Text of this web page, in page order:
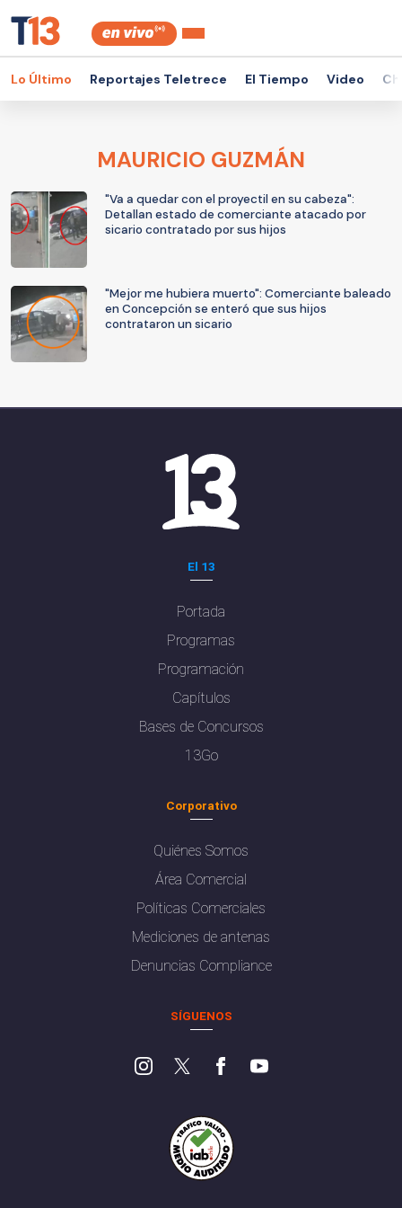
Lo Último Reportajes Teletrece El Tiempo Video
MAURICIO GUZMÁN
"Va a quedar con el proyectil en su cabeza":
Detallan estado de comerciante atacado por
sicario contratado por sus hijos
"Mejor me hubiera muerto": Comerciante baleado
en Concepción se enteró que sus hijos
contrataron un sicario
El 13
Portada
Programas
Programación
Capítulos
Bases de Concursos
13Go
Corporativo
Quiénes Somos
Área Comercial
Políticas Comerciales
Mediciones de antenas
Denuncias Compliance
SÍGUENOS